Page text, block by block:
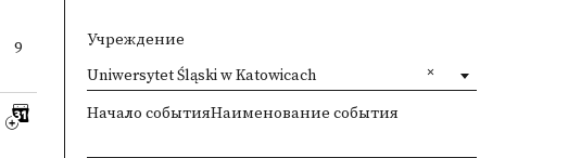
9 Учреждение
Uniwersytet Śląski w Katowicach
Начало событияНаименование события